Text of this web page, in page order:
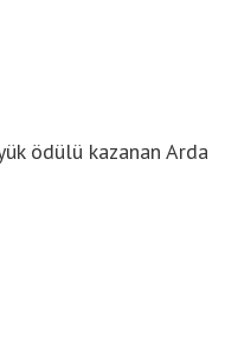
ödülü kazanan Arda